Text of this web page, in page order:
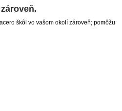
škôl vo vašom okolí zároveň; pomôžu